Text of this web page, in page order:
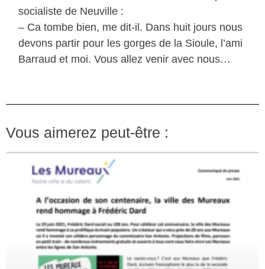
socialiste de Neuville :
– Ca tombe bien, me dit-il. Dans huit jours nous
devons partir pour les gorges de la Sioule, l’ami
Barraud et moi. Vous allez venir avec nous…
Vous aimerez peut-être :